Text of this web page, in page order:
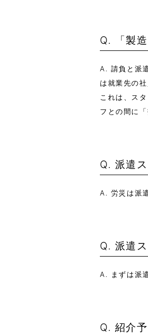
Q. 「製
A. 請負と派
は就業先の
これは、ス
フとの間に
Q. 派遣
A. 労災は派
Q. 派遣
A. まずは派
Q. 紹介